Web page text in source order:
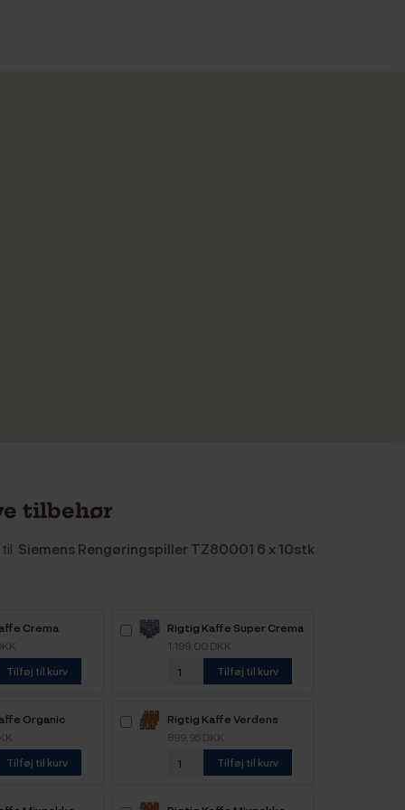
tilbehør
Siemens Rengøringspiller TZ80001 6 x 10stk
Crema
Hele
Tilføj til kurv
Rigtig Kaffe Super Crema
6kg Hele kaffebønner
1.199,00 DKK
Tilføj til kurv
Organic
4 Varianter
Tilføj til kurv
Rigtig Kaffe Verdens
Kaffe - 9x400g
899,95 DKK
Tilføj til kurv